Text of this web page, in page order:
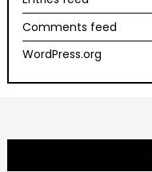
Comments feed
WordPress.org